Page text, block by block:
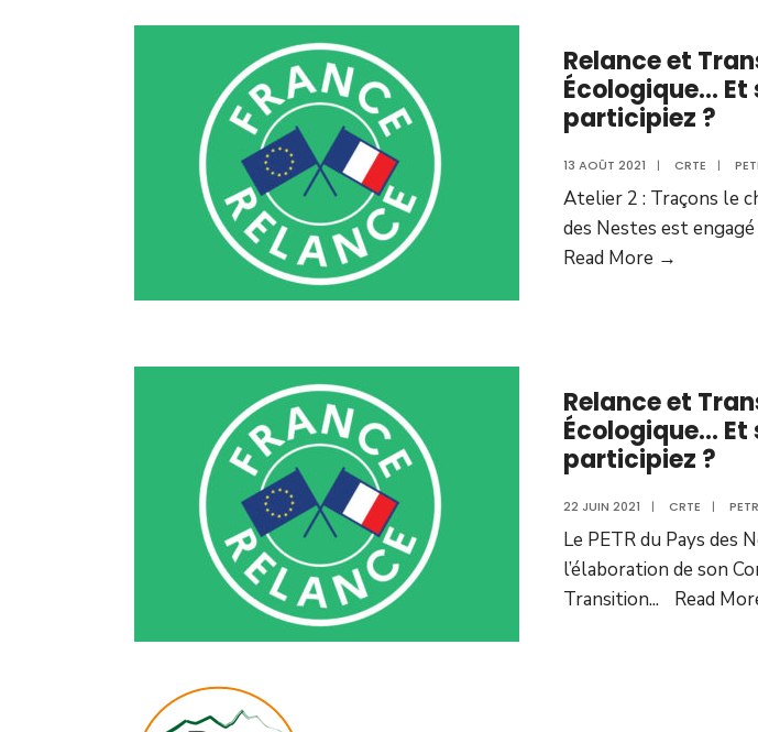
Relance et
Écologique… Et
participiez ?
13 AOÛT 2021 | CRTE |
Atelier 2 : Traçons le
des Nestes est engagé
Read More →
Relance et
Écologique… Et
participiez ?
22 JUIN 2021 | CRTE | PETR
Le PETR du Pays des
l’élaboration de son
Transition... Read